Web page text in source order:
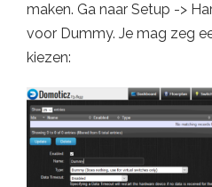
maken. Ga naar Setup ->
voor Dummy. Je mag zeg
kiezen: